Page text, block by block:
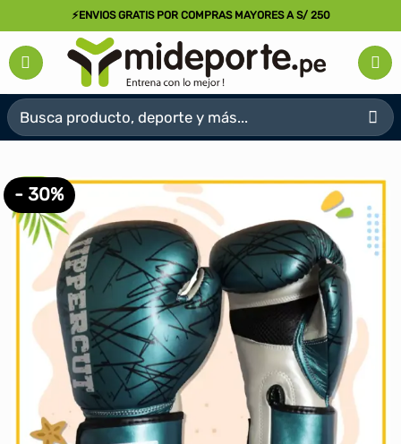
al
contenido
⚡ENVIOS GRATIS POR COMPRAS MAYORES A S/ 250
Buscar
por:
- 30%